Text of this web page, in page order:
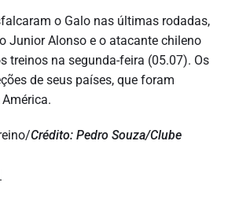
o Galo nas últimas rodadas,
Junior Alonso e o atacante chileno
treinos na segunda-feira (05.07). Os
de seus países, que foram
Crédito: Pedro Souza/Clube